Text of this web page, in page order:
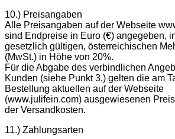
10.) Preisangaben
Alle Preisangaben auf der Webseite
sind Endpreise in Euro (€) angegeben,
gesetzlich gültigen, österreichischen
(MwSt.) in Höhe von 20%.
Für die Abgabe des verbindlichen
Kunden (siehe Punkt 3.) gelten die am
Bestellung aktuellen auf der Webseite
(www.julifein.com) ausgewiesenen
der Versandkosten.
11.) Zahlungsarten